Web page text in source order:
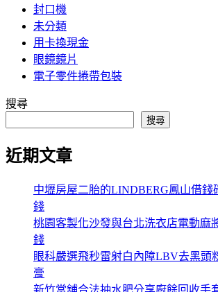
封口機
未分類
用卡換現金
眼鏡鏡片
電子零件捲帶包裝
搜尋
搜尋
近期文章
中壢房屋二胎的LINDBERG鳳山借錢
錢
桃園客製化沙發與台北洗衣店電動麻
錢
眼科嚴選飛秒雷射白內障LBV去黑頭
膏